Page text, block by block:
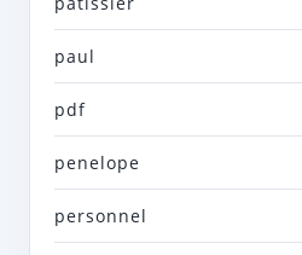
paul
pdf
penelope
personnel